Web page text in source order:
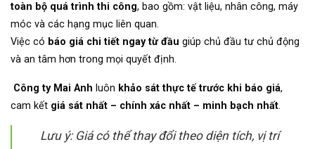
toàn bộ quá trình thi công, bao gồm: vật liệu, nhân công, máy
móc và các hạng mục liên quan.
Việc có báo giá chi tiết ngay từ đầu giúp chủ đầu tư chủ động
và an tâm hơn trong mọi quyết định.
Công ty Mai Anh luôn khảo sát thực tế trước khi báo giá,
cam kết giá sát nhất – chính xác nhất – minh bạch nhất.
Lưu ý: Giá có thể thay đổi theo diện tích, vị trí